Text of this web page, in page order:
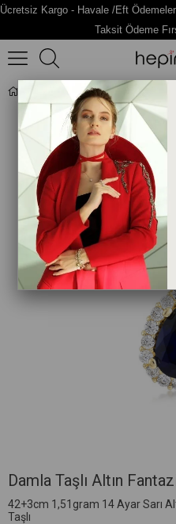
Ücretsiz Kargo - Havale /Eft
Taksit Ödeme
Damla Taşlı Altın
Damla Taşlı Altın
42+3cm 1,51gram 14 Ayar Sarı
Taşlı